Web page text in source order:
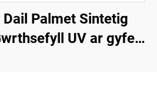
Dail Palmet Sintetig
UV ar gyfer